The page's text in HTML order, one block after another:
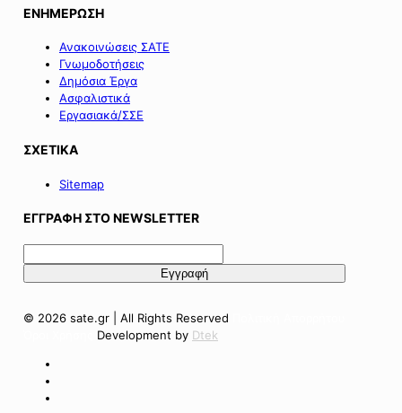
ΕΝΗΜΕΡΩΣΗ
Ανακοινώσεις ΣΑΤΕ
Γνωμοδοτήσεις
Δημόσια Έργα
Ασφαλιστικά
Εργασιακά/ΣΣΕ
ΣΧΕΤΙΚΑ
Sitemap
ΕΓΓΡΑΦΗ ΣΤΟ NEWSLETTER
© 2026 sate.gr | All Rights Reserved
Development by Dtek